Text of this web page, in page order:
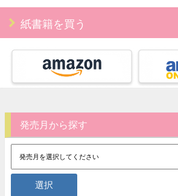
紙書籍を買う
発売月から探す